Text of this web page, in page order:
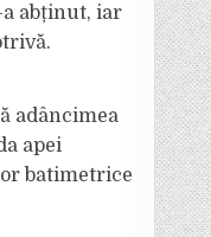
a abținut, iar
adâncimea
apei
batimetrice